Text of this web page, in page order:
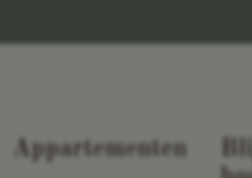
Appartementen